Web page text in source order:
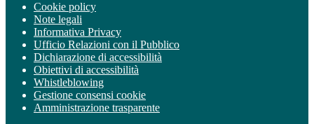
Cookie policy
Note legali
Informativa Privacy
Ufficio Relazioni con il Pubblico
Dichiarazione di accessibilità
Obiettivi di accessibilità
Whistleblowing
Gestione consensi cookie
Amministrazione trasparente